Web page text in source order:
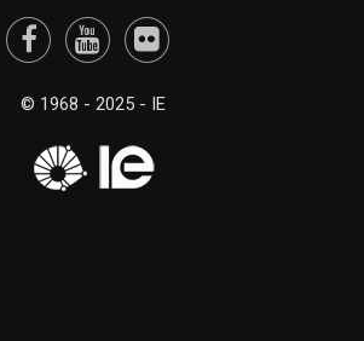
© 1968 - 2025 - IE